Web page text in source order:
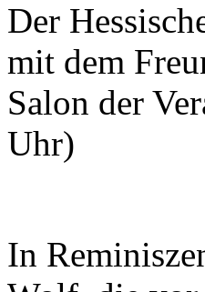
Der
mit dem
Salon der
Uhr)
In